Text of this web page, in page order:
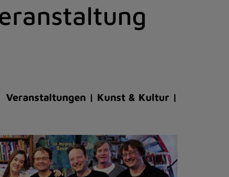
Veranstaltungen | Kunst & Kultur |